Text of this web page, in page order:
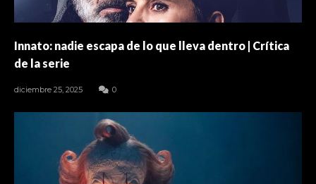
Innato: nadie escapa de lo que lleva dentro | Crítica
de la serie
diciembre 25, 2025 0